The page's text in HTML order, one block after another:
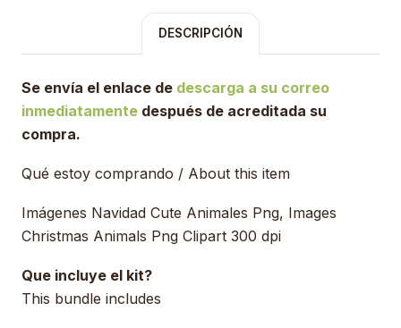
DESCRIPCIÓN
Se envía el enlace de descarga a su correo
inmediatamente después de acreditada su
compra.
Qué estoy comprando / About this item
Imágenes Navidad Cute Animales Png, Images
Christmas Animals Png Clipart 300 dpi
Que incluye el kit?
This bundle includes